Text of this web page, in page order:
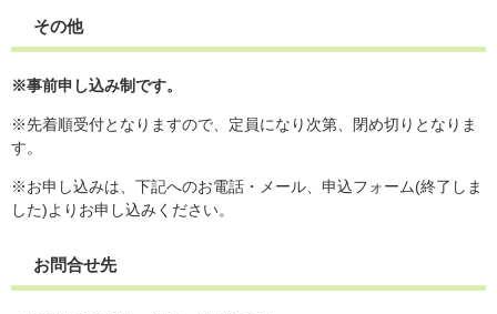
その他
※事前申し込み制です。
※先着順受付となりますので、定員になり次第、閉め切りとなりま
す。
※お申し込みは、下記へのお電話・メール、申込フォーム(終了しま
した)よりお申し込みください。
お問合せ先